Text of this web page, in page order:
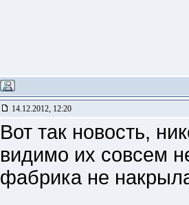
14.12.2012, 12:20
Вот так новость,
видимо их совсем
фабрика не